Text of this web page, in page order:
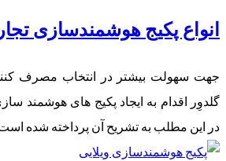
انواع پکیج هوشمندسازی
جهت سهولت بیشتر در انتخاب مصرف
گلدوِر اقدام به ایجاد پکیج های هوشمند
در این مطلب به تشریح آن پرداخته شده